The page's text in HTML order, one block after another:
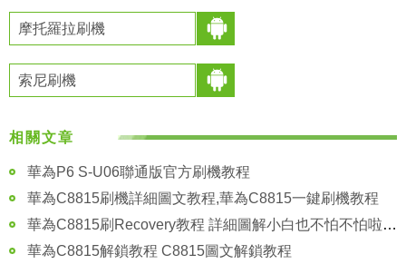
摩托羅拉刷機
索尼刷機
相關文章
華為P6 S-U06聯通版官方刷機教程
華為C8815刷機詳細圖文教程,華為C8815一鍵刷機教程
華為C8815刷Recovery教程 詳細圖解小白也不怕不怕啦 刷機必備
華為C8815解鎖教程 C8815圖文解鎖教程